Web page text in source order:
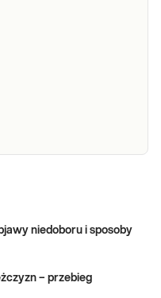
dzieciom-
DZIECIOM.
i składników
niedoboru i sposoby
– przebieg